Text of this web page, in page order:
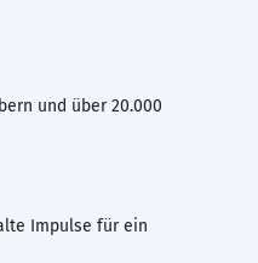
und über 20.000
Impulse für ein